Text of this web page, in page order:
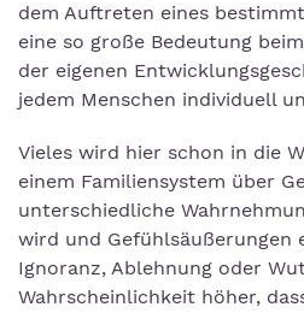
dem Auftreten eines
eine so große Bedeutung
der eigenen
jedem Menschen individuell
Vieles wird hier schon in die
einem Familiensystem über
unterschiedliche
wird und Gefühlsäußerungen
Ignoranz, Ablehnung oder
Wahrscheinlichkeit höher,